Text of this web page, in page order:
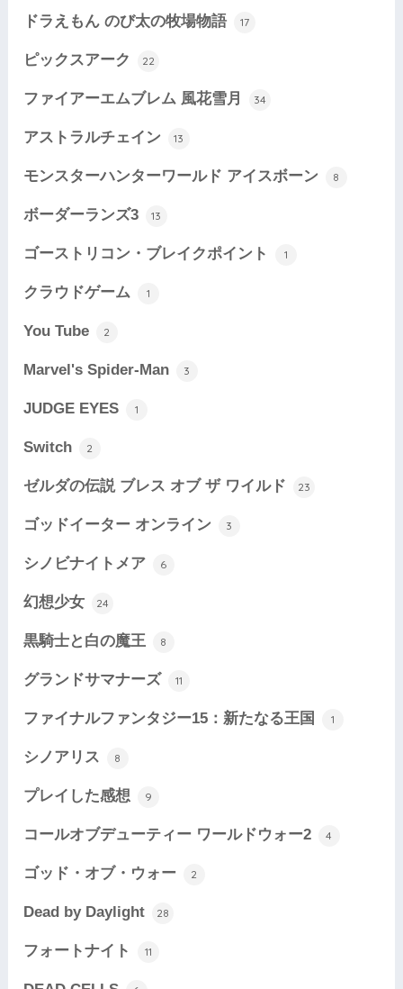
ドラえもん のび太の牧場物語 17
ピックスアーク 22
ファイアーエムブレム 風花雪月 34
アストラルチェイン 13
モンスターハンターワールド アイスボーン 8
ボーダーランズ3 13
ゴーストリコン・ブレイクポイント 1
クラウドゲーム 1
You Tube 2
Marvel's Spider-Man 3
JUDGE EYES 1
Switch 2
ゼルダの伝説 ブレス オブ ザ ワイルド 23
ゴッドイーター オンライン 3
シノビナイトメア 6
幻想少女 24
黒騎士と白の魔王 8
グランドサマナーズ 11
ファイナルファンタジー15：新たなる王国 1
シノアリス 8
プレイした感想 9
コールオブデューティー ワールドウォー2 4
ゴッド・オブ・ウォー 2
Dead by Daylight 28
フォートナイト 11